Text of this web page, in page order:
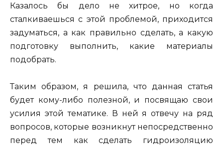
Казалось бы дело не хитрое, но когда
сталкиваешься с этой проблемой, приходится
задуматься, а как правильно сделать, а какую
подготовку выполнить, какие материалы
подобрать.
Таким образом, я решила, что данная статья
будет кому-либо полезной, и посвящаю свои
усилия этой тематике. В ней я отвечу на ряд
вопросов, которые возникнут непосредственно
перед тем как сделать гидроизоляцию